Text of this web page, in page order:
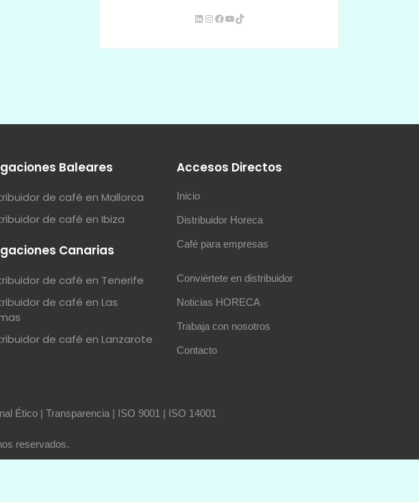
Baleares
de café en Mallorca
de café en Ibiza
Canarias
de café en Tenerife
de café en Las
de café en Lanzarote
Accesos Directos
Inicio
Distribuidor Horeca
Café para empresas
Conviértete en distribuidor
Noticias HORECA
Trabaja con nosotros
Contacto
Ético| Transparencia| ISO 9001 | ISO 14001
reservados.